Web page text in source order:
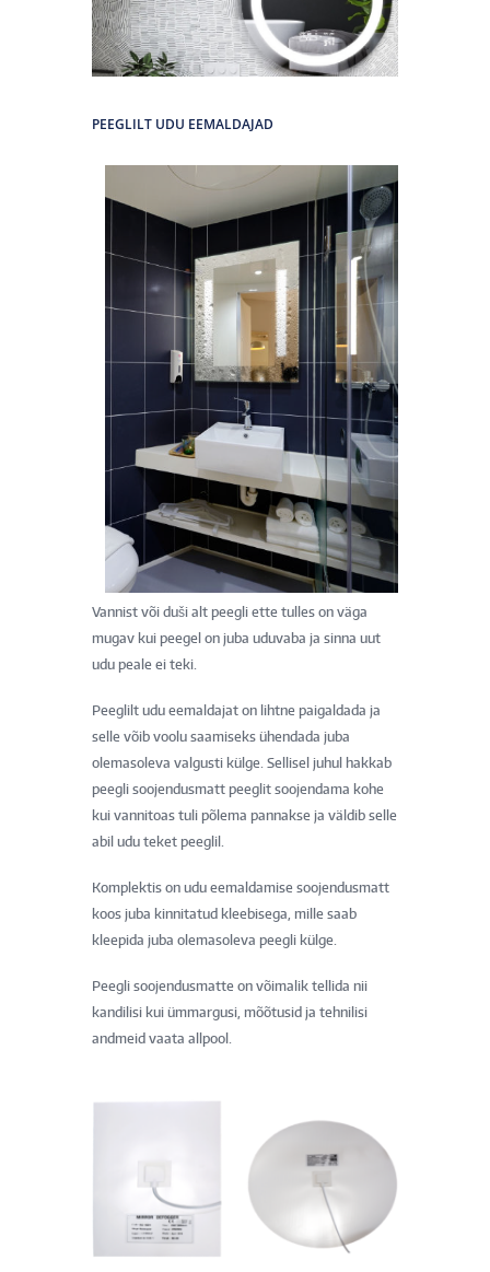
PEEGLILT UDU EEMALDAJAD
Vannist või duši alt peegli ette tulles on väga
mugav kui peegel on juba uduvaba ja sinna uut
udu peale ei teki.
Peeglilt udu eemaldajat on lihtne paigaldada ja
selle võib voolu saamiseks ühendada juba
olemasoleva valgusti külge. Sellisel juhul hakkab
peegli soojendusmatt peeglit soojendama kohe
kui vannitoas tuli põlema pannakse ja väldib selle
abil udu teket peeglil.
Komplektis on udu eemaldamise soojendusmatt
koos juba kinnitatud kleebisega, mille saab
kleepida juba olemasoleva peegli külge.
Peegli soojendusmatte on võimalik tellida nii
kandilisi kui ümmargusi, mõõtusid ja tehnilisi
andmeid vaata allpool.